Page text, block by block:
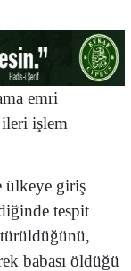
emri
ileri işlem
ülkeye giriş
tespit
babası öldüğü